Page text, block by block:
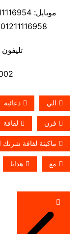
تليفون
002 كود مصر قبل
الي دعائية
فرن لفافة
ماكينة لفافة شرنك
مع هدايا
تصفّح
المقالات